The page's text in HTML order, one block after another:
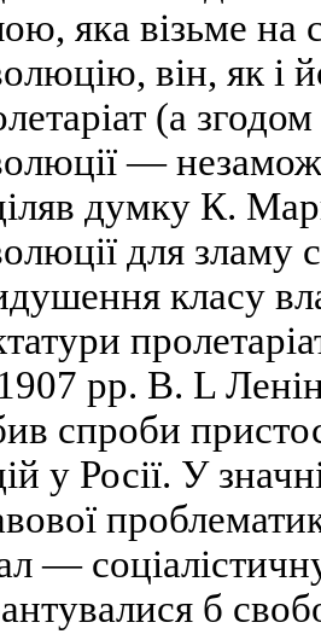
яка візьме на
він, як і
(а
—
думку К.
для зламу
класу
pp. В. L
спроби
у Росії. У
—
б